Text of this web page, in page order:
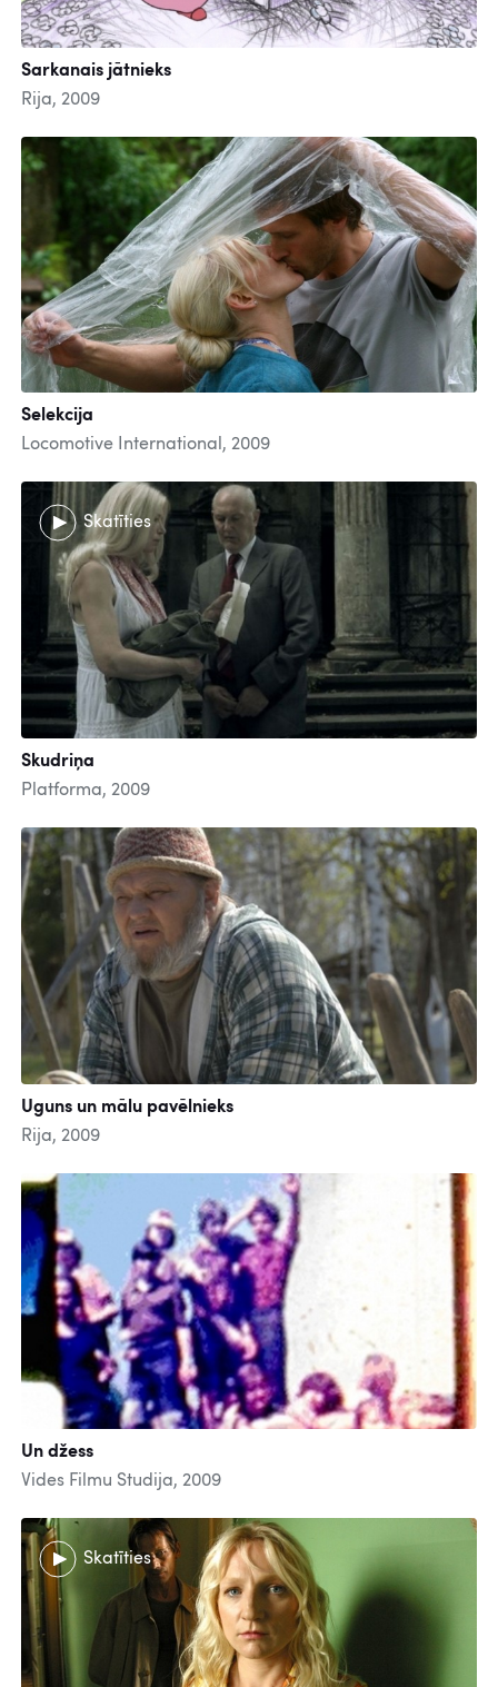
Sarkanais jātnieks
Rija, 2009
Selekcija
Locomotive International, 2009
Skatīties
Skudriņa
Platforma, 2009
Uguns un mālu pavēlnieks
Rija, 2009
Un džess
Vides Filmu Studija, 2009
Skatīties